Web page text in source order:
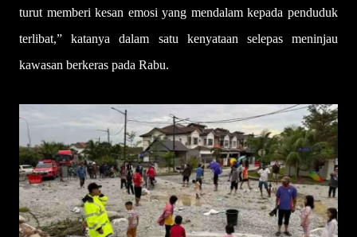
turut memberi kesan emosi yang mendalam kepada penduduk
terlibat,” katanya dalam satu kenyataan selepas meninjau
kawasan berkeras pada Rabu.